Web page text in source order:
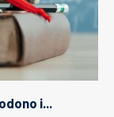
i...